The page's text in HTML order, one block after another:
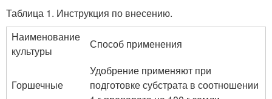
Таблица 1. Инструкция по внесению.
Наименование
культуры
Способ применения
Горшечные
Удобрение применяют при
подготовке субстрата в соотношении